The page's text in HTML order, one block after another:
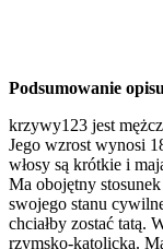
Podsumowanie
krzywy123 jest
Jego wzrost wynosi
włosy są krótkie i
Ma obojętny
swojego stanu
chciałby zostać tatą.
rzymsko-katolicka.